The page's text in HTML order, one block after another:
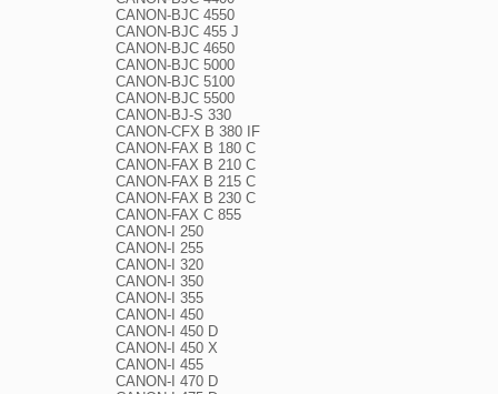
CANON-BJC 4550
CANON-BJC 455 J
CANON-BJC 4650
CANON-BJC 5000
CANON-BJC 5100
CANON-BJC 5500
CANON-BJ-S 330
CANON-CFX B 380 IF
CANON-FAX B 180 C
CANON-FAX B 210 C
CANON-FAX B 215 C
CANON-FAX B 230 C
CANON-FAX C 855
CANON-I 250
CANON-I 255
CANON-I 320
CANON-I 350
CANON-I 355
CANON-I 450
CANON-I 450 D
CANON-I 450 X
CANON-I 455
CANON-I 470 D